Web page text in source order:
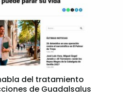
del tratamiento
de Guadalsalus